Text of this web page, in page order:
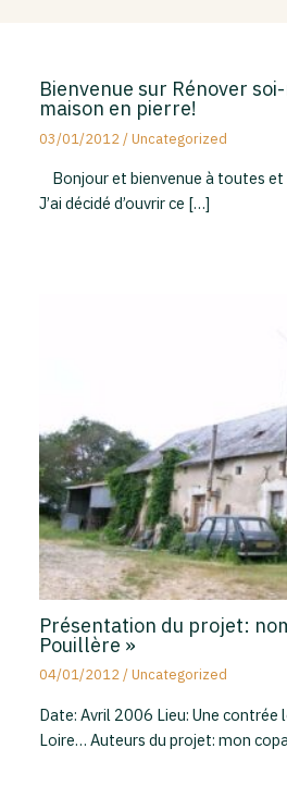
Bienvenue sur Rénover
maison en pierre!
03/01/2012/Uncategorized
Bonjour et bienvenue à toutes
J’ai décidé d’ouvrir ce […]
Présentation du projet:
Pouillère »
04/01/2012/Uncategorized
Date: Avril 2006 Lieu: Une
Loire… Auteurs du projet: mon